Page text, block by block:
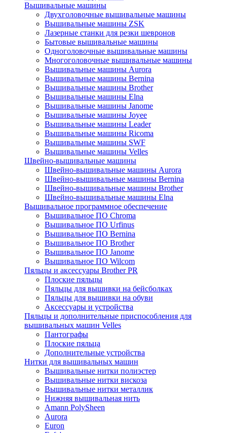
Вышивальные машины
Двухголовочные вышивальные машины
Вышивальные машины ZSK
Лазерные станки для резки шевронов
Бытовые вышивальные машины
Одноголовочные вышивальные машины
Многоголовочные вышивальные машины
Вышивальные машины Aurora
Вышивальные машины Bernina
Вышивальные машины Brother
Вышивальные машины Elna
Вышивальные машины Janome
Вышивальные машины Joyee
Вышивальные машины Leader
Вышивальные машины Ricoma
Вышивальные машины SWF
Вышивальные машины Velles
Швейно-вышивальные машины
Швейно-вышивальные машины Aurora
Швейно-вышивальные машины Bernina
Швейно-вышивальные машины Brother
Швейно-вышивальные машины Elna
Вышивальное программное обеспечение
Вышивальное ПО Chroma
Вышивальное ПО Urfinus
Вышивальное ПО Bernina
Вышивальное ПО Brother
Вышивальное ПО Janome
Вышивальное ПО Wilcom
Пяльцы и аксессуары Brother PR
Плоские пяльцы
Пяльцы для вышивки на бейсболках
Пяльцы для вышивки на обуви
Аксессуары и устройства
Пяльцы и дополнительные приспособления для
вышивальных машин Velles
Пантографы
Плоские пяльца
Дополнительные устройства
Нитки для вышивальных машин
Вышивальные нитки полиэстер
Вышивальные нитки вискоза
Вышивальные нитки металлик
Нижняя вышивальная нить
Amann PolySheen
Aurora
Euron